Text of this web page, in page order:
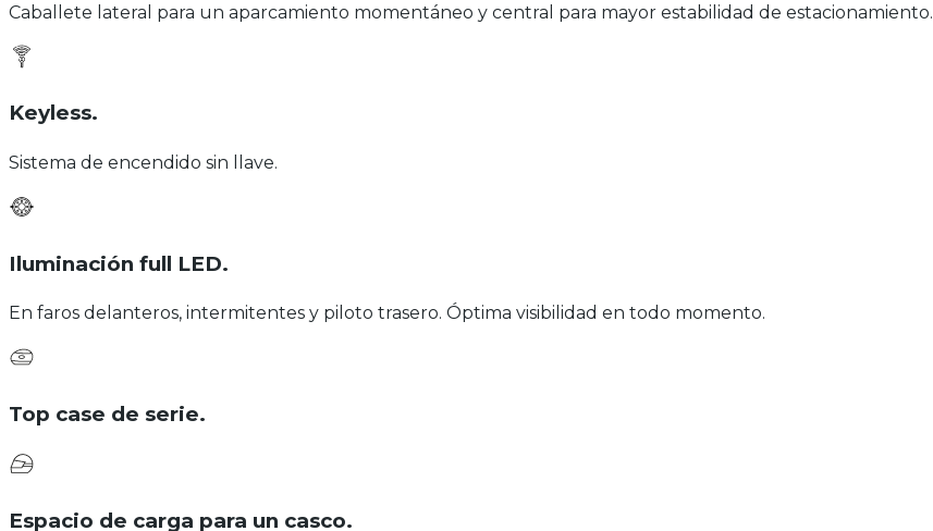
Caballete lateral para un aparcamiento momentáneo y central para mayor estabilidad de estacionamiento.
Keyless.
Sistema de encendido sin llave.
Iluminación full LED.
En faros delanteros, intermitentes y piloto trasero. Óptima visibilidad en todo momento.
Top case de serie.
Espacio de carga para un casco.